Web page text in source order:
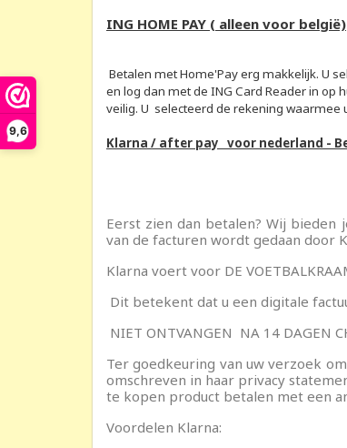
9,6
ING HOME PAY ( alleen voor belgië)
Betalen met Home'Pay erg makkelijk. U
en log dan met de ING Card Reader in
veilig. U selecteerd de rekening waarmee
Klarna / after pay voor nederland -
Eerst zien dan betalen? Wij
van de facturen wordt gedaan door
Klarna voert voor DE
Dit betekent dat u een digitale
NIET ONTVANGEN NA 14 DAGEN
Ter goedkeuring van uw verzoek
omschreven in haar privacy
te kopen product betalen met een
Voordelen Klarna: